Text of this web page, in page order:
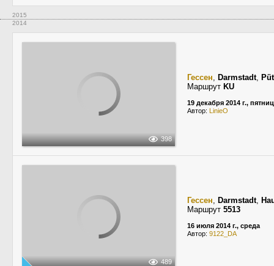
2015
2014
398
Гессен, Darmstadt,
Маршрут KU
19 декабря 2014 г.,
Автор: LinieO
489
Гессен, Darmstadt,
Маршрут 5513
16 июля 2014 г., среда
Автор: 9122_DA